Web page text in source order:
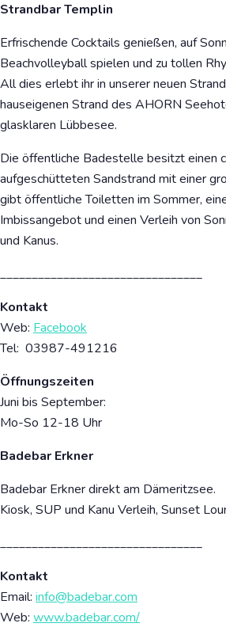
Strandbar Templin
Erfrischende Cocktails genießen, auf
Beachvolleyball spielen und zu tollen
All dies erlebt ihr in unserer neuen
hauseigenen Strand des AHORN
glasklaren Lübbesee.
Die öffentliche Badestelle besitzt einen
aufgeschütteten Sandstrand mit einer
gibt öffentliche Toiletten im Sommer,
Imbissangebot und einen Verleih von
und Kanus.
________________________________
Kontakt
Web: Facebook
Tel: 03987-491216
Öffnungszeiten
Juni bis September:
Mo-So 12-18 Uhr
Badebar Erkner
Badebar Erkner direkt am Dämeritzsee.
Kiosk, SUP und Kanu Verleih, Sunset
________________________________
Kontakt
Email: info@badebar.com
Web: www.badebar.com/